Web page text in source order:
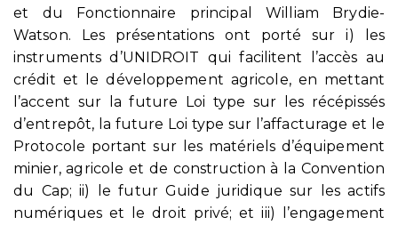
et du Fonctionnaire principal William Brydie-
Watson. Les présentations ont porté sur i) les
instruments d’UNIDROIT qui facilitent l’accès au
crédit et le développement agricole, en mettant
l’accent sur la future Loi type sur les récépissés
d’entrepôt, la future Loi type sur l’affacturage et le
Protocole portant sur les matériels d’équipement
minier, agricole et de construction à la Convention
du Cap; ii) le futur Guide juridique sur les actifs
numériques et le droit privé; et iii) l’engagement